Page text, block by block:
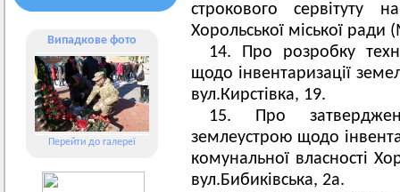
Випадкове фото
Перейти до галереї
строкового сервітуту
Хорольської міської
14. Про розробку
щодо інвентаризації
вул.Кирстівка, 19.
15. Про
землеустрою щодо
комунальної власності
вул.Бибиківська, 2а.